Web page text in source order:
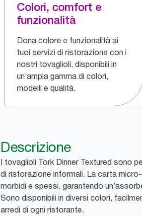
Colori, comfort e
funzionalità
Dona colore e funzionalità ai
tuoi servizi di ristorazione con i
nostri tovaglioli, disponibili in
un’ampia gamma di colori,
modelli e qualità.
Descrizione
I tovaglioli Tork Dinner Textured sono
di ristorazione informali. La carta
morbidi e spessi, garantendo
Sono disponibili in diversi colori,
arredi di ogni ristorante.